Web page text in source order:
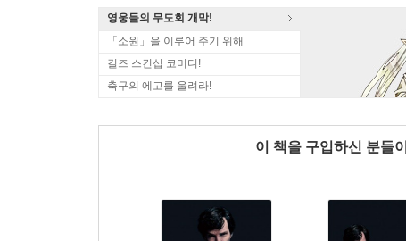
영웅들의 무도회 개막!
「소원」을 이루어 주기 위해
걸즈 스킨십 코미디!
축구의 에고를 울려라!
이 책을 구입하신 분들이